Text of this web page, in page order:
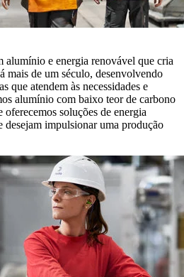
alumínio e energia renovável que cria
mais de um século, desenvolvendo
que atendem às necessidades e
alumínio com baixo teor de carbono
soluções de energia
desejam impulsionar uma produção